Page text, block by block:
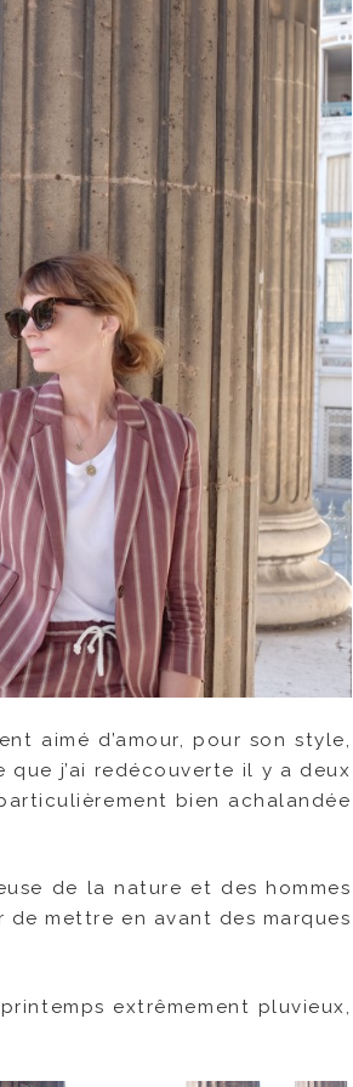
aimé d’amour, pour son style,
que j’ai redécouverte il y a deux
bien achalandée
de la nature et des hommes
mettre en avant des marques
extrêmement pluvieux,